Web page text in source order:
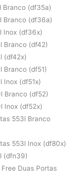
Branco (df35a)
Branco (df36a)
Inox (df36x)
Branco (df42)
(df42x)
Branco (df51)
Inox (df51x)
Branco (df52)
Inox (df52x)
553l Branco
553l Inox (df80x)
(dfn39)
Duas Portas